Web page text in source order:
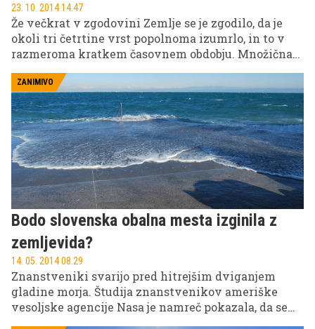
23. 10. 2014 14.47
Že večkrat v zgodovini Zemlje se je zgodilo, da je
okoli tri četrtine vrst popolnoma izumrlo, in to v
razmeroma kratkem časovnem obdobju. Množična
obdobji v geoloških dobah, kar se odraža v velikih
spremembah v ekologiji, te pa so razvidne iz fosilov
in plasti kamnin, ki tvorijo geološki zapis.
ZANIMIVO
Bodo slovenska obalna mesta izginila z
zemljevida?
14. 05. 2014 08.29
Znanstveniki svarijo pred hitrejšim dviganjem
gladine morja. Študija znanstvenikov ameriške
vesoljske agencije Nasa je namreč pokazala, da se